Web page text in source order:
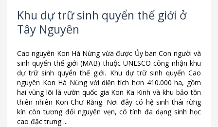
Khu dự trữ sinh quyển thế giới ở
Tây Nguyên
Cao nguyên Kon Hà Nừng vừa được Ủy ban Con người và
sinh quyển thế giới (MAB) thuộc UNESCO công nhận khu
dự trữ sinh quyển thế giới. Khu dự trữ sinh quyển Cao
nguyên Kon Hà Nừng với diện tích hơn 410.000 ha, gồm
hai vùng lõi là vườn quốc gia Kon Ka Kinh và khu bảo tồn
thiên nhiên Kon Chư Răng. Nơi đây có hệ sinh thái rừng
kín còn tương đối nguyên vẹn, có tính đa dạng sinh học
cao đặc trưng ...